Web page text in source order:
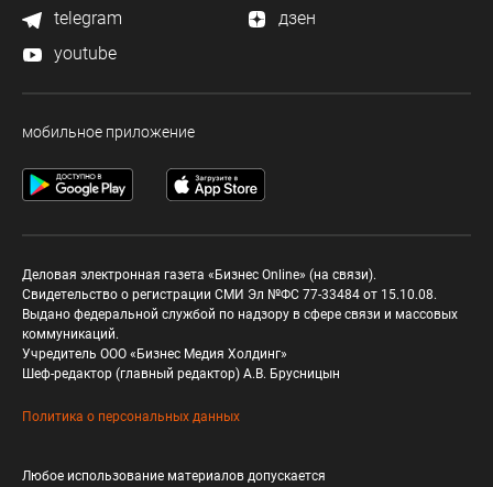
telegram
дзен
youtube
мобильное приложение
Деловая электронная газета «Бизнес Online» (на связи).
Свидетельство о регистрации СМИ Эл №ФС 77-33484 от 15.10.08.
Выдано федеральной службой по надзору в сфере связи и массовых
коммуникаций.
Учредитель ООО «Бизнес Медия Холдинг»
Шеф-редактор (главный редактор) А.В. Брусницын
Политика о персональных данных
Любое использование материалов допускается